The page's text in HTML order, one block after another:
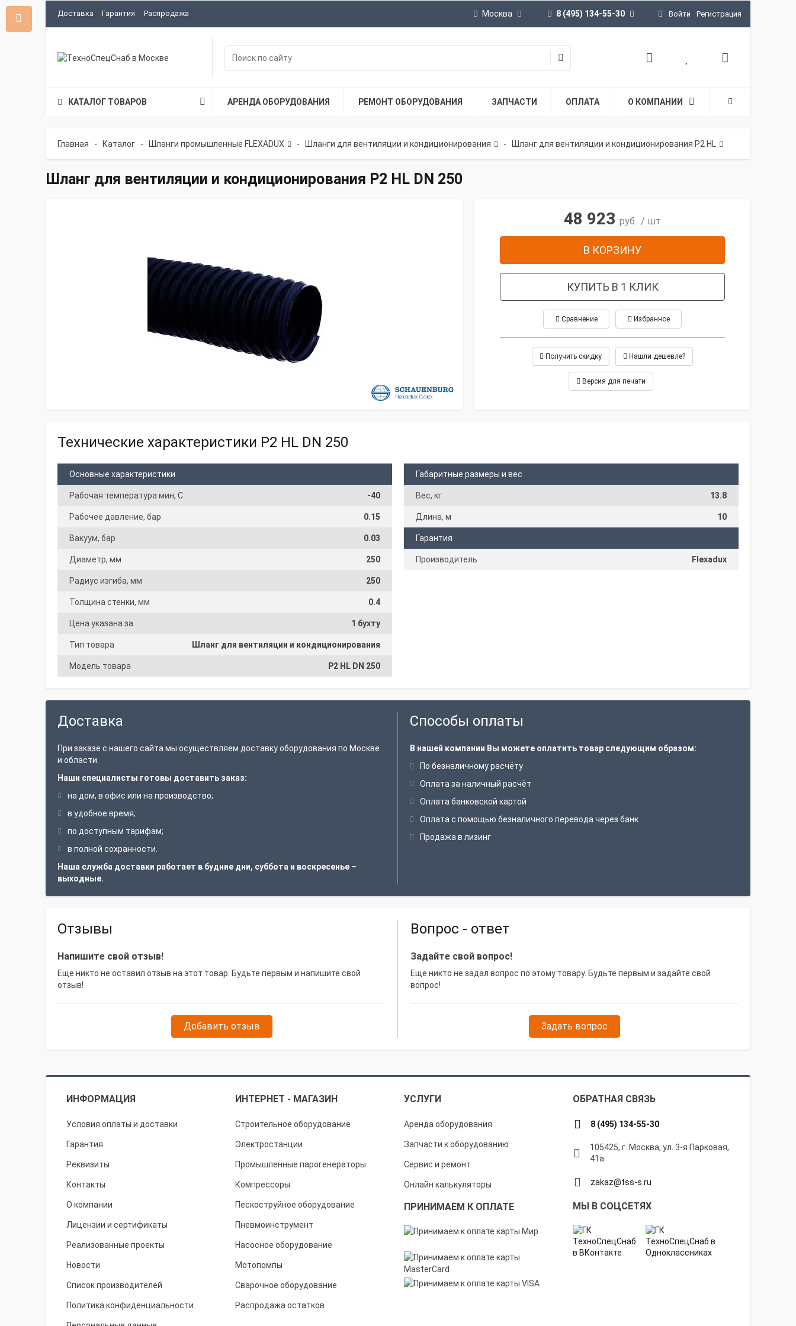
Доставка Гарантия Распродажа Москва 8 (495) 134-55-30 Войти Регистрация
КАТАЛОГ ТОВАРОВ АРЕНДА ОБОРУДОВАНИЯ РЕМОНТ ОБОРУДОВАНИЯ ЗАПЧАСТИ ОПЛАТА О КОМПАНИИ
Главная - Каталог - Шланги промышленные FLEXADUX - Шланги для вентиляции и кондиционирования - Шланг для вентиляции и кондиционирования P2 HL
Шланг для вентиляции и кондиционирования P2 HL DN 250
48 923 руб. / шт
В КОРЗИНУ
КУПИТЬ В 1 КЛИК
Сравнение Избранное
Получить скидку Нашли дешевле?
Версия для печати
Технические характеристики P2 HL DN 250
Основные характеристики
Рабочая температура мин, С -40
Рабочее давление, бар 0.15
Вакуум, бар 0.03
Диаметр, мм 250
Радиус изгиба, мм 250
Толщина стенки, мм 0.4
Цена указана за 1 бухту
Тип товара Шланг для вентиляции и кондиционирования
Модель товара P2 HL DN 250
Габаритные размеры и вес
Вес, кг 13.8
Длина, м 10
Гарантия
Производитель Flexadux
Доставка
При заказе с нашего сайта мы осуществляем доставку оборудования по Москве
и области.
Наши специалисты готовы доставить заказ:
на дом, в офис или на производство;
в удобное время;
по доступным тарифам;
в полной сохранности.
Наша служба доставки работает в будние дни, суббота и воскресенье –
выходные.
Способы оплаты
В нашей компании Вы можете оплатить товар следующим образом:
По безналичному расчёту
Оплата за наличный расчёт
Оплата банковской картой
Оплата с помощью безналичного перевода через банк
Продажа в лизинг
Отзывы
Напишите свой отзыв!
Еще никто не оставил отзыв на этот товар. Будьте первым и напишите свой
отзыв!
Добавить отзыв
Вопрос - ответ
Задайте свой вопрос!
Еще никто не задал вопрос по этому товару. Будьте первым и задайте свой
вопрос!
Задать вопрос
ИНФОРМАЦИЯ ИНТЕРНЕТ - МАГАЗИН УСЛУГИ ОБРАТНАЯ СВЯЗЬ
Условия оплаты и доставки
Гарантия
Реквизиты
Контакты
О компании
Лицензии и сертификаты
Реализованные проекты
Новости
Список производителей
Политика конфиденциальности
Строительное оборудование
Электростанции
Промышленные парогенераторы
Компрессоры
Пескоструйное оборудование
Пневмоинструмент
Насосное оборудование
Мотопомпы
Сварочное оборудование
Распродажа остатков
Аренда оборудования
Запчасти к оборудованию
Сервис и ремонт
Онлайн калькуляторы
ПРИНИМАЕМ К ОПЛАТЕ
8 (495) 134-55-30
105425, г. Москва, ул. 3-я Парковая,
41а
zakaz@tss-s.ru
МЫ В СОЦСЕТЯХ